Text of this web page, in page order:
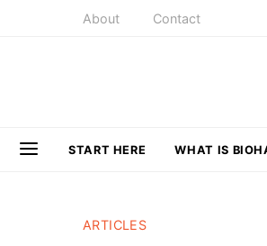
About Contact
START HERE WHAT IS
ARTICLES